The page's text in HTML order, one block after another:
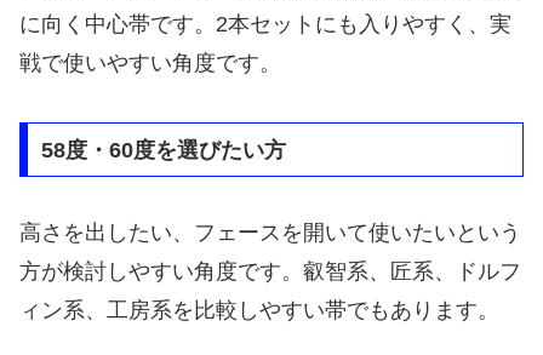
に向く中心帯です。2本セットにも入りやすく、実
戦で使いやすい角度です。
58度・60度を選びたい方
高さを出したい、フェースを開いて使いたいという
方が検討しやすい角度です。叡智系、匠系、ドルフ
ィン系、工房系を比較しやすい帯でもあります。